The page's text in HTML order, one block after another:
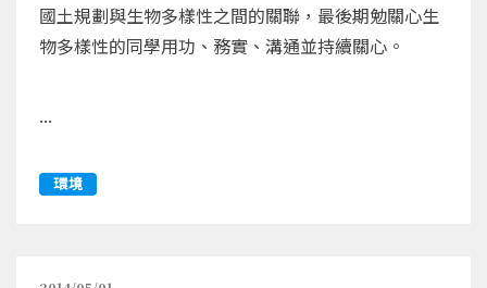
國土規劃與生物多樣性之間的關聯，最後期勉關心生
物多樣性的同學用功、務實、溝通並持續關心。
...
環境